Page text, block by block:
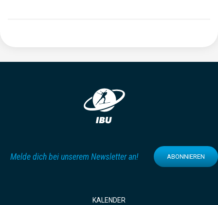
Melde dich bei unserem Newsletter an! ABONNIEREN
KALENDER